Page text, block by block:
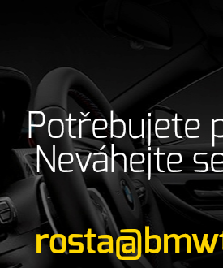
Potřebujete
Neváhejte